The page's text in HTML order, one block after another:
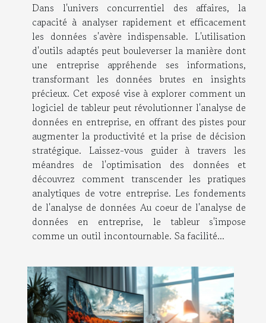
Dans l'univers concurrentiel des affaires, la
capacité à analyser rapidement et efficacement
les données s'avère indispensable. L'utilisation
d'outils adaptés peut bouleverser la manière dont
une entreprise appréhende ses informations,
transformant les données brutes en insights
précieux. Cet exposé vise à explorer comment un
logiciel de tableur peut révolutionner l'analyse de
données en entreprise, en offrant des pistes pour
augmenter la productivité et la prise de décision
stratégique. Laissez-vous guider à travers les
méandres de l'optimisation des données et
découvrez comment transcender les pratiques
analytiques de votre entreprise. Les fondements
de l'analyse de données Au coeur de l'analyse de
données en entreprise, le tableur s'impose
comme un outil incontournable. Sa facilité...